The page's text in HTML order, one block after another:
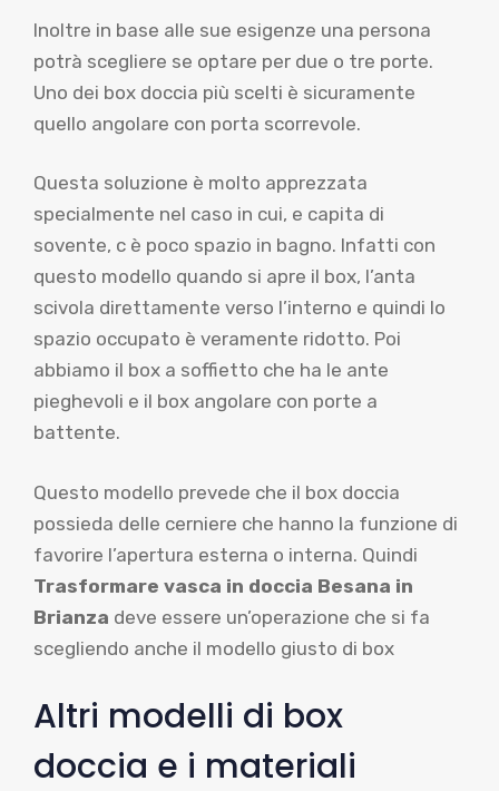
Inoltre in base alle sue esigenze una persona
potrà scegliere se optare per due o tre porte.
Uno dei box doccia più scelti è sicuramente
quello angolare con porta scorrevole.
Questa soluzione è molto apprezzata
specialmente nel caso in cui, e capita di
sovente, c è poco spazio in bagno. Infatti con
questo modello quando si apre il box, l’anta
scivola direttamente verso l’interno e quindi lo
spazio occupato è veramente ridotto. Poi
abbiamo il box a soffietto che ha le ante
pieghevoli e il box angolare con porte a
battente.
Questo modello prevede che il box doccia
possieda delle cerniere che hanno la funzione di
favorire l’apertura esterna o interna. Quindi
Trasformare vasca in doccia Besana in
Brianza deve essere un’operazione che si fa
scegliendo anche il modello giusto di box
Altri modelli di box
doccia e i materiali